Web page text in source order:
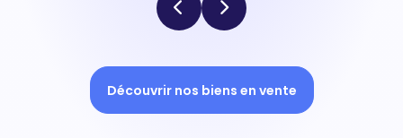
Découvrir nos biens en vente